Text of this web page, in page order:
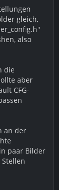
gleich,
also
die
aber
CFG-
an der
paar Bilder